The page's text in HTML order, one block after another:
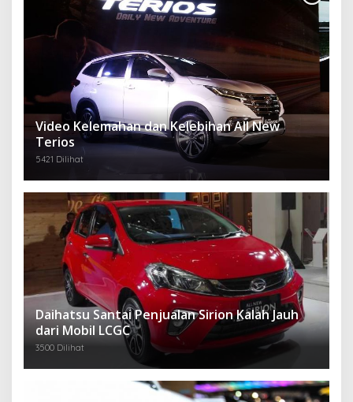
Video Kelemahan dan Kelebihan All New
Terios
5421 Dilihat
Daihatsu Santai Penjualan Sirion Kalah Jauh
dari Mobil LCGC
3500 Dilihat